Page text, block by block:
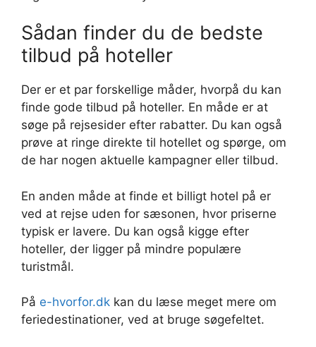
Sådan finder du de bedste
tilbud på hoteller
Der er et par forskellige måder, hvorpå du kan
finde gode tilbud på hoteller. En måde er at
søge på rejsesider efter rabatter. Du kan også
prøve at ringe direkte til hotellet og spørge, om
de har nogen aktuelle kampagner eller tilbud.
En anden måde at finde et billigt hotel på er
ved at rejse uden for sæsonen, hvor priserne
typisk er lavere. Du kan også kigge efter
hoteller, der ligger på mindre populære
turistmål.
På e-hvorfor.dk kan du læse meget mere om
feriedestinationer, ved at bruge søgefeltet.